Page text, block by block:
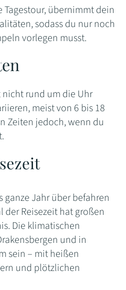
übernimmt dein
sodass du nur noch
vorlegen musst.
nicht rund um die Uhr
meist von 6 bis 18
Zeiten jedoch, wenn du
ganze Jahr über befahren
der Reisezeit hat großen
Die klimatischen
und in
sein – mit heißen
und plötzlichen